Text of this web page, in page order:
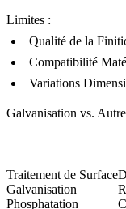
Limites :
Qualité de la
Compatibilité
Variations
Galvanisation vs.
Traitement de Surface
Galvanisation
Phosphatation